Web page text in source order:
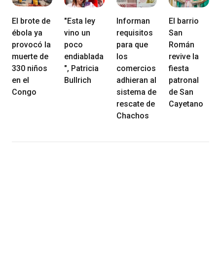
El brote de
ébola ya
provocó la
muerte de
330 niños
en el
Congo
"Esta ley
vino un
poco
endiablada
", Patricia
Bullrich
Informan
requisitos
para que
los
comercios
adhieran al
sistema de
rescate de
Chachos
El barrio
San
Román
revive la
fiesta
patronal
de San
Cayetano